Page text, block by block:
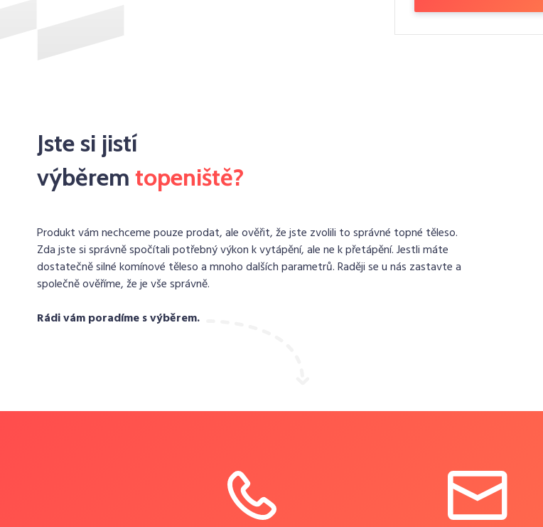
Jste si jistí
výběrem topeniště?
Produkt vám nechceme pouze prodat, ale ověřit, že jste zvolili to správné topné těleso.
Zda jste si správně spočítali potřebný výkon k vytápění, ale ne k přetápění. Jestli máte
dostatečně silné komínové těleso a mnoho dalších parametrů. Raději se u nás zastavte a
společně ověříme, že je vše správně.
Rádi vám poradíme s výběrem.